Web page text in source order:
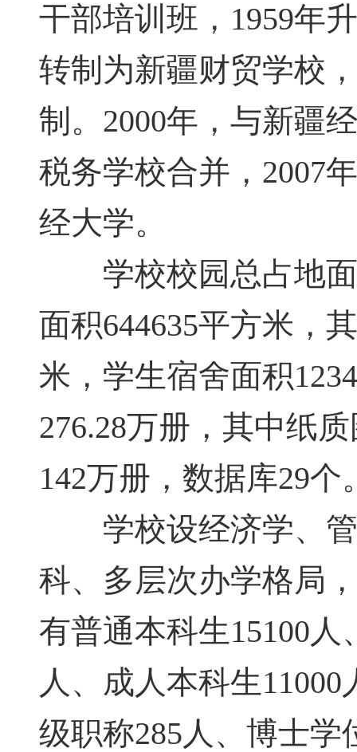
干部培训班，1959年
转制为新疆财贸学校
制。2000年，与新疆
税务学校合并，2007
经大学。
学校校园总占地面
面积644635平方米，
米，学生宿舍面积
276.28万册，其中纸
142万册，数据库29个
学校设经济学、管
科、多层次办学格局
有普通本科生15100人
人、成人本科生
级职称285人、博士学